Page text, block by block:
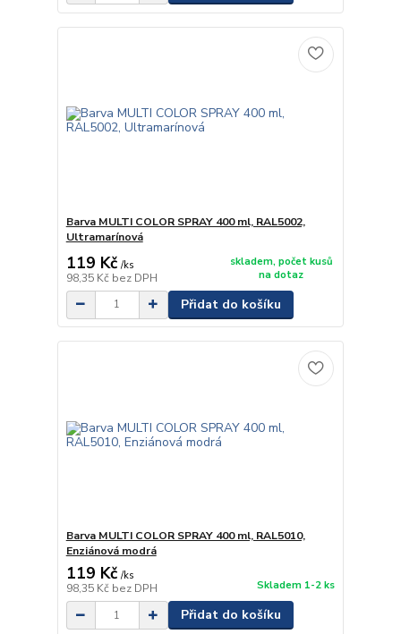
Barva MULTI COLOR SPRAY 400 ml, RAL5002,
Ultramarínová
119 Kč /ks
98,35 Kč bez DPH
skladem, počet kusů
na dotaz
Přidat do košíku
Barva MULTI COLOR SPRAY 400 ml, RAL5010,
Enziánová modrá
119 Kč /ks
98,35 Kč bez DPH Skladem 1-2 ks
Přidat do košíku